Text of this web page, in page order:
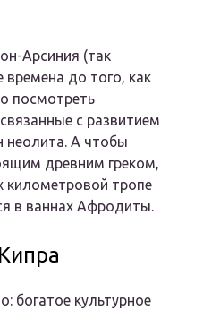
Арсиния (так
времена до того, как
посмотреть
с развитием
неолита. А чтобы
древним греком,
километровой тропе
в ваннах Афродиты.
богатое культурное